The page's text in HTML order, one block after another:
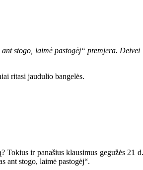
stogo, laimė pastogėj“ premjera.
ritasi jaudulio bangelės.
ir panašius klausimus gegužės 21
ant stogo, laimė pastogėj“.